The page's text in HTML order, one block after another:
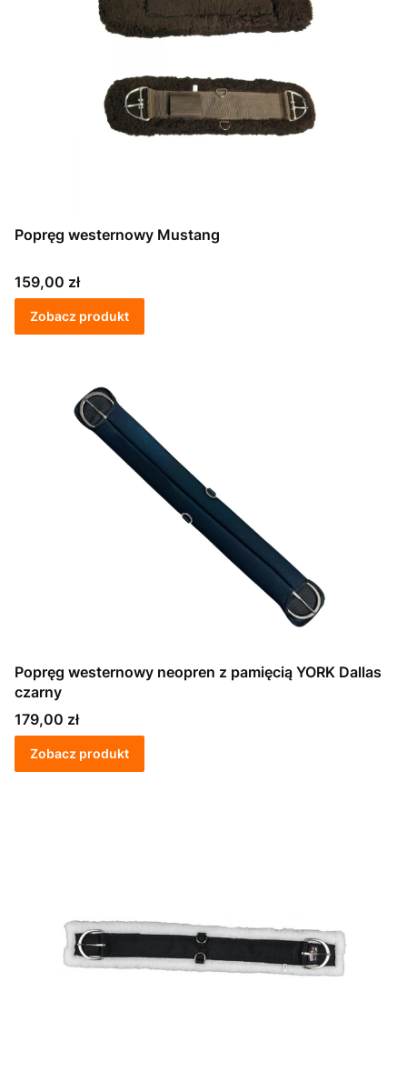
Popręg westernowy Mustang
Cena
159,00 zł
Zobacz produkt
Popręg westernowy neopren z pamięcią YORK Dallas
czarny
Cena
179,00 zł
Zobacz produkt